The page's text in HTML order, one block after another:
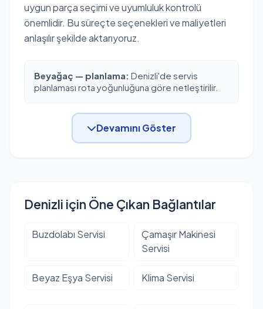
uygun parça seçimi ve uyumluluk kontrolü
önemlidir. Bu süreçte seçenekleri ve maliyetleri
anlaşılır şekilde aktarıyoruz.
Beyağaç — planlama: Denizli'de servis
planlaması rota yoğunluğuna göre netleştirilir.
Devamını Göster
Denizli için Öne Çıkan Bağlantılar
Buzdolabı Servisi
Çamaşır Makinesi
Servisi
Beyaz Eşya Servisi Klima Servisi